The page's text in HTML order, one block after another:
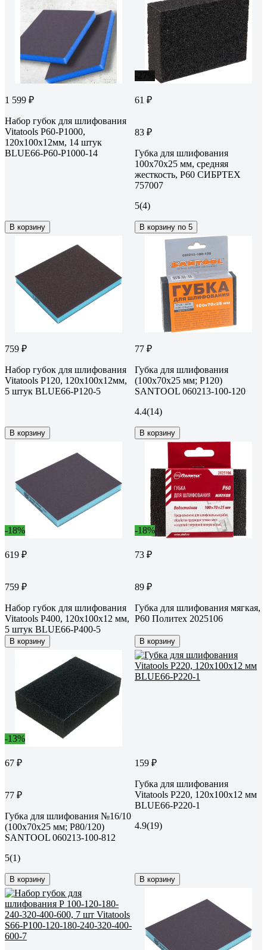
1 599 ₽
Набор губок для шлифования
Vitatools P60-Р1000,
120x100x12мм, 14 штук
BLUE66-P60-P1000-14
В корзину
61 ₽
83 ₽
Губка для шлифования
100x70x25 мм, средняя
жесткость, Р60 СИБРТЕХ
757007
5(4)
В корзину по 5
759 ₽
Набор губок для шлифования
Vitatools P120, 120x100x12мм,
5 штук BLUE66-P120-5
В корзину
77 ₽
Губка для шлифования
(100x70x25 мм; Р120)
SANTOOL 060213-100-120
4.4(14)
В корзину
-18%
619 ₽
759 ₽
Набор губок для шлифования
Vitatools P400, 120x100x12 мм,
5 штук BLUE66-P400-5
В корзину
-18%
73 ₽
89 ₽
Губка для шлифования мягкая,
Р60 Политех 2025106
В корзину
-13%
67 ₽
77 ₽
Губка для шлифования №16/10
(100x70x25 мм; Р80/120)
SANTOOL 060213-100-812
5(1)
В корзину
159 ₽
Губка для шлифования
Vitatools P220, 120x100x12 мм
BLUE66-P220-1
4.9(19)
В корзину